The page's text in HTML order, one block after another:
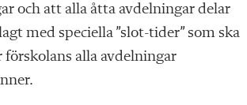
och att alla åtta avdelningar delar
med speciella ”slot-tider” som ska
alla avdelningar